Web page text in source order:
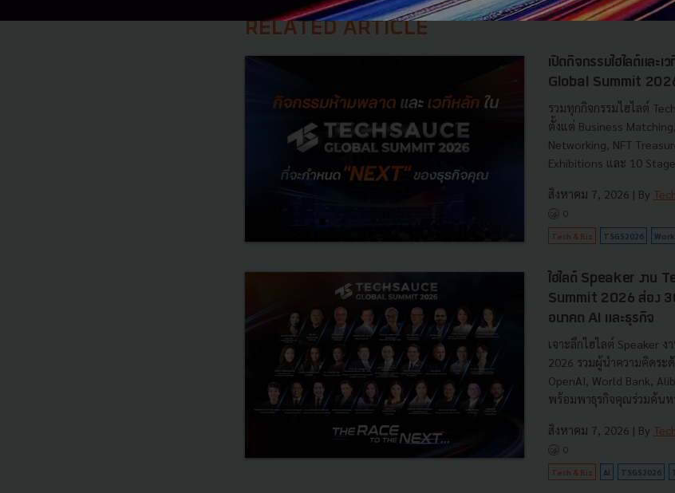
RELATED ARTICLE
เปิดกิจกรรมไฮไลต์และ
Global Summit
รวมทุกกิจกรรมไฮไลต์
ตั้งแต่ Business
Networking, NFT
Exhibitions และ 10
สิงหาคม 7, 2026 | By
0
Tech & Biz TSGS2026
ไฮไลต์ Speaker งาน
Summit 2026 ส่อง
อนาคต AI และธุรกิจ
เจาะลึกไฮไลต์ Speaker
2026 รวมผู้นำความคิดระ
OpenAI, World Bank,
พร้อมพาธุรกิจคุณร่วมค้นห
สิงหาคม 7, 2026 | By
0
Tech & Biz AI TSGS2026